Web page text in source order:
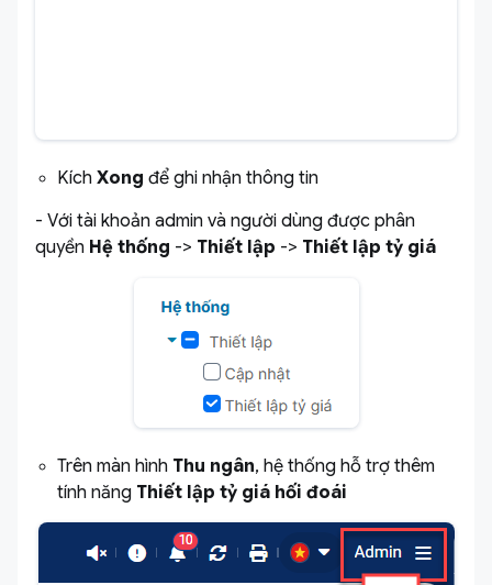
Kích Xong để ghi nhận thông tin
- Với tài khoản admin và người dùng được phân
quyền Hệ thống -> Thiết lập -> Thiết lập tỷ giá
Trên màn hình Thu ngân, hệ thống hỗ trợ thêm
tính năng Thiết lập tỷ giá hối đoái